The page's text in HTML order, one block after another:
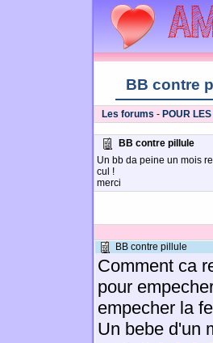
BB contre
Les forums - POUR
BB contre pillule
Un bb da peine un mois
cul !
merci
BB contre pillule
Comment ca
pour
empecher la
Un bebe d'un